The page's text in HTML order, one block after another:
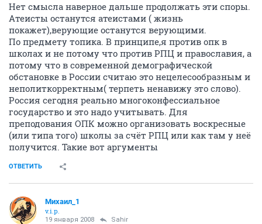
Нет смысла наверное дальше продолжать эти споры.
Атеисты останутся атеистами ( жизнь
покажет),верующие останутся верующими.
По предмету топика. В принципе,я против опк в
школах и не потому что против РПЦ и православия, а
потому что в современной демографической
обстановке в России считаю это нецелесообразным и
неполиткорректным( терпеть ненавижу это слово).
Россия сегодня реально многоконфессиальное
государство и это надо учитывать. Для
преподования ОПК можно организовать воскресные
(или типа того) школы за счёт РПЦ или как там у неё
получится. Такие вот аргументы
ОТВЕТИТЬ
Михаил_1
v.i.p.
19 января 2008 Sahir